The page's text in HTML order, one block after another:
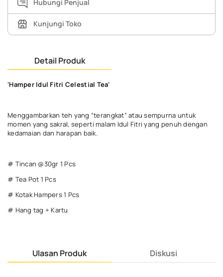
Hubungi Penjual
Kunjungi Toko
Detail Produk
'Hamper Idul Fitri Celestial Tea'
Menggambarkan teh yang “terangkat” atau sempurna untuk
momen yang sakral, seperti malam Idul Fitri yang penuh dengan
kedamaian dan harapan baik.
# Tincan @30gr 1 Pcs
# Tea Pot 1 Pcs
# Kotak Hampers 1 Pcs
# Hang tag + Kartu
Ulasan Produk Diskusi